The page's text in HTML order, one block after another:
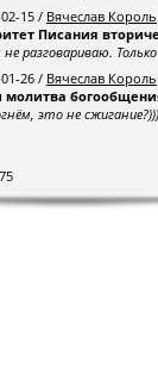
15 / Вячеслав Король
Писания
разговариваю.
26 / Вячеслав Король
молитва
это не